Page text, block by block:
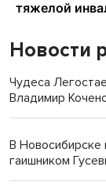
Новости
Чудеса
Владимир
В Новосибирске
гаишником